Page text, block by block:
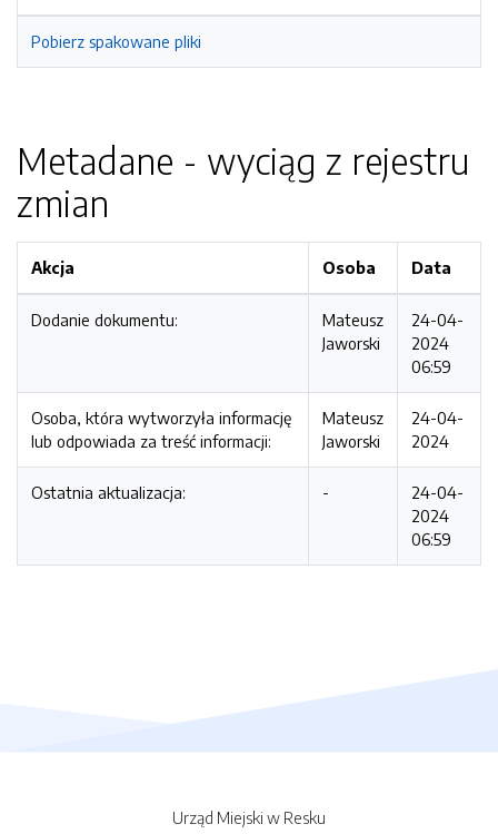
Pobierz spakowane pliki
Metadane - wyciąg z rejestru
zmian
Akcja Osoba Data
Dodanie dokumentu:
Mateusz
Jaworski
24-04-
2024
06:59
Osoba, która wytworzyła informację
lub odpowiada za treść informacji:
Mateusz
Jaworski
24-04-
2024
Ostatnia aktualizacja: -
24-04-
2024
06:59
Urząd Miejski w Resku